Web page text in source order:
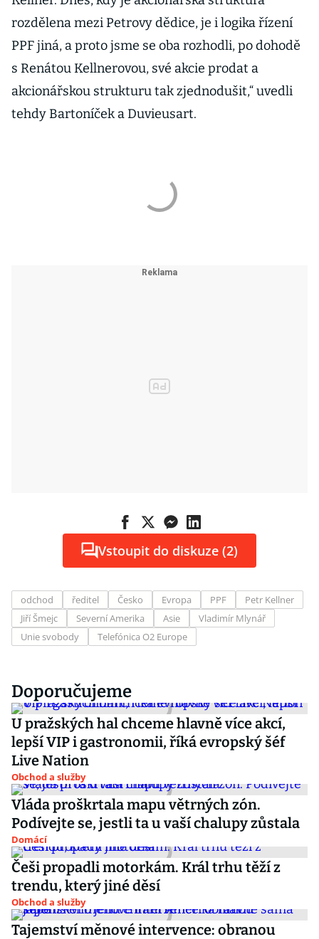
rozdělena mezi Petrovy dědice, je i logika řízení
PPF jiná, a proto jsme se oba rozhodli, po dohodě
s Renátou Kellnerovou, své akcie prodat a
akcionářskou strukturu tak zjednodušit,“ uvedli
tehdy Bartoníček a Duvieusart.
Vstoupit do diskuze (2)
odchod ředitel Česko Evropa PPF
Petr Kellner
Jiří Šmejc
Severní Amerika Asie
Vladimír Mlynář
Unie svobody
Telefónica O2 Europe
Doporučujeme
U pražských hal chceme hlavně více akcí,
lepší VIP i gastronomii, říká evropský šéf
Live Nation
Obchod a služby
Vláda proškrtala mapu větrných zón.
Podívejte se, jestli ta u vaší chalupy zůstala
Domácí
Češi propadli motorkám. Král trhu těží z
trendu, který jiné děsí
Obchod a služby
Tajemství měnové intervence: obranou